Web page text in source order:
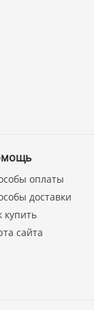
оплаты
доставки
купить
сайта